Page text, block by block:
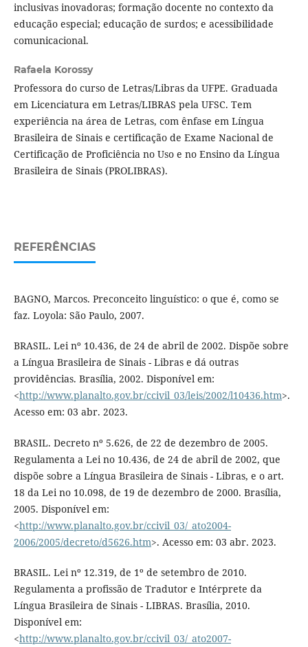
inclusivas inovadoras; formação docente no contexto da
educação especial; educação de surdos; e acessibilidade
comunicacional.
Rafaela Korossy
Professora do curso de Letras/Libras da UFPE. Graduada
em Licenciatura em Letras/LIBRAS pela UFSC. Tem
experiência na área de Letras, com ênfase em Língua
Brasileira de Sinais e certificação de Exame Nacional de
Certificação de Proficiência no Uso e no Ensino da Língua
Brasileira de Sinais (PROLIBRAS).
REFERÊNCIAS
BAGNO, Marcos. Preconceito linguístico: o que é, como se
faz. Loyola: São Paulo, 2007.
BRASIL. Lei nº 10.436, de 24 de abril de 2002. Dispõe sobre
a Língua Brasileira de Sinais - Libras e dá outras
providências. Brasília, 2002. Disponível em:
<http://www.planalto.gov.br/ccivil_03/leis/2002/l10436.htm>.
Acesso em: 03 abr. 2023.
BRASIL. Decreto nº 5.626, de 22 de dezembro de 2005.
Regulamenta a Lei no 10.436, de 24 de abril de 2002, que
dispõe sobre a Língua Brasileira de Sinais - Libras, e o art.
18 da Lei no 10.098, de 19 de dezembro de 2000. Brasília,
2005. Disponível em:
<http://www.planalto.gov.br/ccivil_03/_ato2004-
2006/2005/decreto/d5626.htm>. Acesso em: 03 abr. 2023.
BRASIL. Lei nº 12.319, de 1º de setembro de 2010.
Regulamenta a profissão de Tradutor e Intérprete da
Língua Brasileira de Sinais - LIBRAS. Brasília, 2010.
Disponível em:
<http://www.planalto.gov.br/ccivil_03/_ato2007-